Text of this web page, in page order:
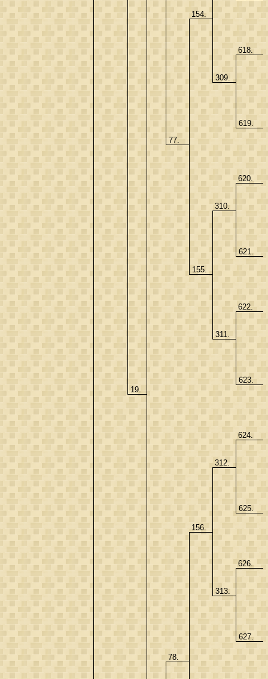
19.
77.
154.
309.
618.
619.
155.
310.
620.
621.
311.
622.
623.
78.
156.
312.
624.
625.
313.
626.
627.